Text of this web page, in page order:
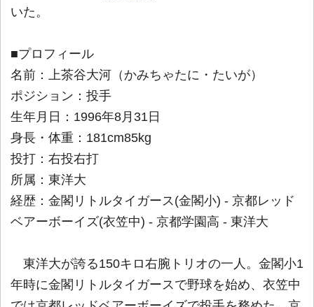
いた。
■プロフィール
名前：上茶谷大河（かみちゃたに・たいが）
ポジション：投手
生年月日：1996年8月31日
身長・体重：181cm85kg
投打：右投右打
所属：東洋大
経歴：金閣リトルタイガース(金閣小) - 京都レッド
ベアーボーイズ(衣笠中) - 京都学園高 - 東洋大
東洋大が誇る150キロ右腕トリオの一人。金閣小1
年時に金閣リトルタイガースで野球を始め、衣笠中